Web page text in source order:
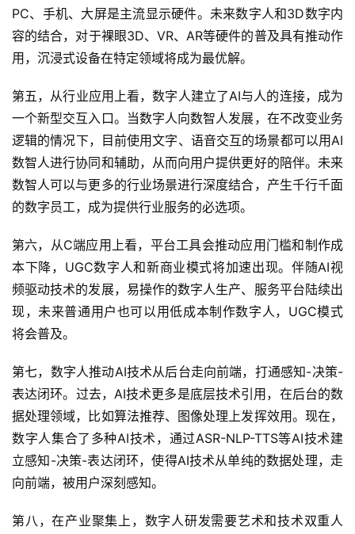
首
页
界
PC、手机、大屏是主流显示硬件。未来数字人和3D数字内
容的结合，对于裸眼3D、VR、AR等硬件的普及具有推动作
用，沉浸式设备在特定领域将成为最优解。
第五，从行业应用上看，数字人建立了AI与人的连接，成为
一个新型交互入口。当数字人向数智人发展，在不改变业务
逻辑的情况下，目前使用文字、语音交互的场景都可以用AI
数智人进行协同和辅助，从而向用户提供更好的陪伴。未来
数智人可以与更多的行业场景进行深度结合，产生千行千面
的数字员工，成为提供行业服务的必选项。
第六，从C端应用上看，平台工具会推动应用门槛和制作成
本下降，UGC数字人和新商业模式将加速出现。伴随AI视
频驱动技术的发展，易操作的数字人生产、服务平台陆续出
现，未来普通用户也可以用低成本制作数字人，UGC模式
将会普及。
第七，数字人推动AI技术从后台走向前端，打通感知-决策-
表达闭环。过去，AI技术更多是底层技术引用，在后台的数
据处理领域，比如算法推荐、图像处理上发挥效用。现在，
数字人集合了多种AI技术，通过ASR-NLP-TTS等AI技术建
立感知-决策-表达闭环，使得AI技术从单纯的数据处理，走
向前端，被用户深刻感知。
第八，在产业聚集上，数字人研发需要艺术和技术双重人